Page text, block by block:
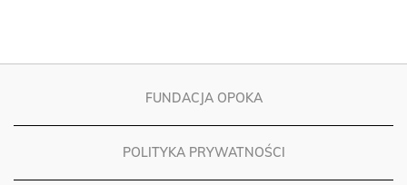
FUNDACJA OPOKA
POLITYKA PRYWATNOŚCI